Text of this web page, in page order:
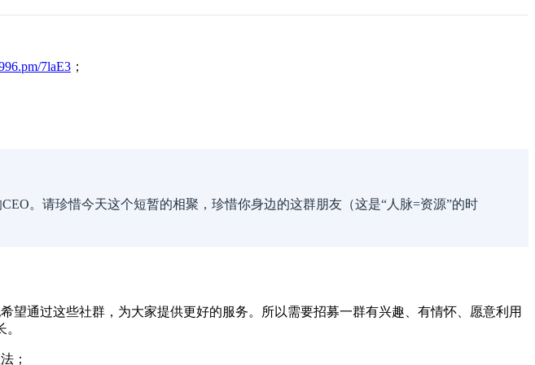
7laE3 ；
。请珍惜今天这个短暂的相聚，珍惜你身边的这群朋友（这是“人脉=资源”的时
通过这些社群，为大家提供更好的服务。所以需要招募一群有兴趣、有情怀、愿意利用
；